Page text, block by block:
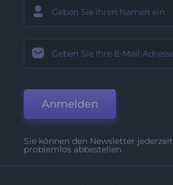
Anmelden
Sie können den Newsletter jederzeit
problemlos abbestellen.